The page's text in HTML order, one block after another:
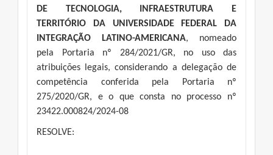
DE TECNOLOGIA, INFRAESTRUTURA E
TERRITÓRIO DA UNIVERSIDADE FEDERAL DA
INTEGRAÇÃO LATINO-AMERICANA, nomeado
pela Portaria nº 284/2021/GR, no uso das
atribuições legais, considerando a delegação de
competência conferida pela Portaria nº
275/2020/GR, e o que consta no processo nº
23422.000824/2024-08
RESOLVE: